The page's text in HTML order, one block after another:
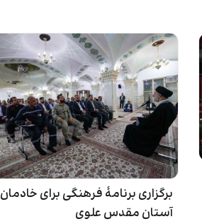
برگزاری برنامۀ فرهنگی برای خادمان
آستان مقدس علوی